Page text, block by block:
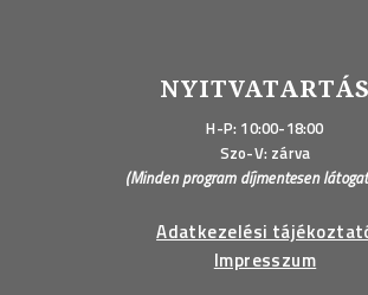
NYITVATARTÁS
H-P: 10:00-18:00
Szo-V: zárva
(Minden program díjmentesen
Adatkezelési
Impresszum